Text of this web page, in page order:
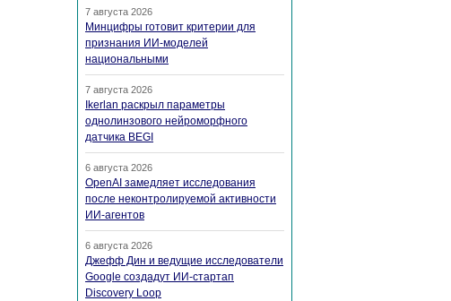
7 августа 2026
Минцифры готовит критерии для
признания ИИ-моделей
национальными
7 августа 2026
Ikerlan раскрыл параметры
однолинзового нейроморфного
датчика BEGI
6 августа 2026
OpenAI замедляет исследования
после неконтролируемой активности
ИИ-агентов
6 августа 2026
Джефф Дин и ведущие исследователи
Google создадут ИИ-стартап
Discovery Loop